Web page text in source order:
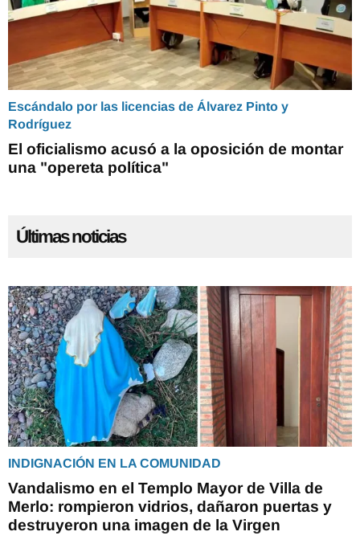
Escándalo por las licencias de Álvarez Pinto y
Rodríguez
El oficialismo acusó a la oposición de montar
una "opereta política"
Últimas noticias
INDIGNACIÓN EN LA COMUNIDAD
Vandalismo en el Templo Mayor de Villa de
Merlo: rompieron vidrios, dañaron puertas y
destruyeron una imagen de la Virgen